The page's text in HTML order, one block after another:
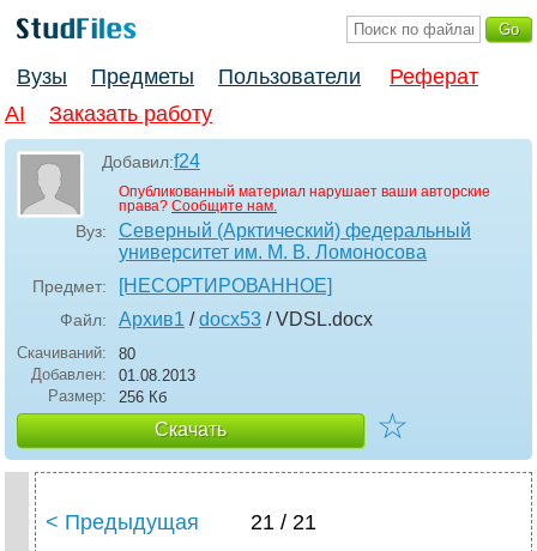
Вузы Предметы Пользователи
Реферат
AI
Заказать работу
Добавил:f24
Опубликованный материал нарушает ваши авторские
права? Сообщите нам.
Вуз:
Северный (Арктический) федеральный
университет им. М. В. Ломоносова
Предмет: [НЕСОРТИРОВАННОЕ]
Файл: Архив1 /docx53 / VDSL.docx
Скачиваний:
80
Добавлен:
01.08.2013
Размер:
256 Кб
Скачать ☆
< Предыдущая 21 / 21